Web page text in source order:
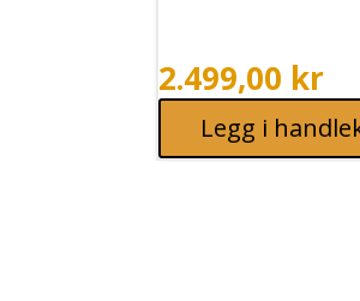
2.499,00 kr
Legg i